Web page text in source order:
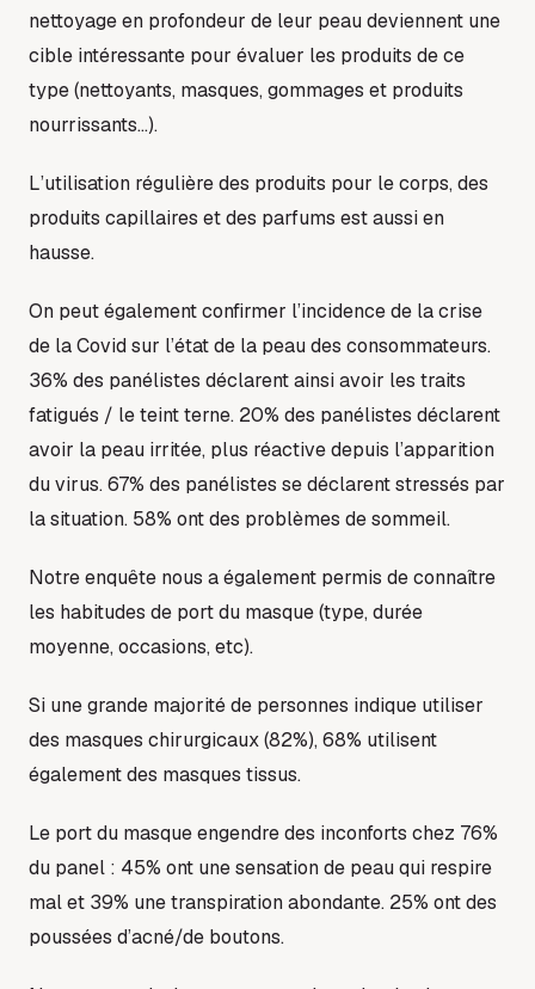
nettoyage en profondeur de leur peau deviennent une
cible intéressante pour évaluer les produits de ce
type (nettoyants, masques, gommages et produits
nourrissants…).
L’utilisation régulière des produits pour le corps, des
produits capillaires et des parfums est aussi en
hausse.
On peut également confirmer l’incidence de la crise
de la Covid sur l’état de la peau des consommateurs.
36% des panélistes déclarent ainsi avoir les traits
fatigués / le teint terne. 20% des panélistes déclarent
avoir la peau irritée, plus réactive depuis l’apparition
du virus. 67% des panélistes se déclarent stressés par
la situation. 58% ont des problèmes de sommeil.
Notre enquête nous a également permis de connaître
les habitudes de port du masque (type, durée
moyenne, occasions, etc).
Si une grande majorité de personnes indique utiliser
des masques chirurgicaux (82%), 68% utilisent
également des masques tissus.
Le port du masque engendre des inconforts chez 76%
du panel : 45% ont une sensation de peau qui respire
mal et 39% une transpiration abondante. 25% ont des
poussées d’acné/de boutons.